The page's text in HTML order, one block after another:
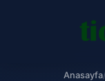
Anasayfa/